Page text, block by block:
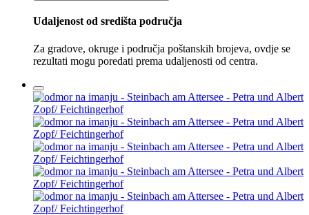
Udaljenost od središta područja
Za gradove, okruge i područja poštanskih brojeva, ovdje se
rezultati mogu poredati prema udaljenosti od centra.